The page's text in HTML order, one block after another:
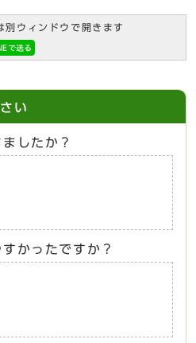
別ウィンドウで開きます
い
したか？
かったですか？